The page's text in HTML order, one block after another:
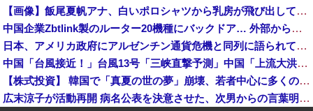
【速報】中露の武装軍艦4隻が日本一周『いつでも国家沈没させられるぞ』
【画像】飯尾夏帆アナ、白いポロシャツから乳房が飛び出してしまうｗｗｗｗｗｗｗ
中国企業Zbtlink製のルーター20機種にバックドア… 外部から完全制御のおそれ
日本、アメリカ政府にアルゼンチン通貨危機と同列に語られてしまうwwwもうすでに158円に戻る
中国「台風接近！」台風13号「三峡直撃予測」中国「上流大洪水！（三峡上流」中国都市「8/5の映像（動画」三峡ダム「緊急放流（決壊危機」中国「下流大水害（震え声」→
【株式投資】 韓国で「真夏の世の夢」崩壊、若者中心に多くの人が「人生オワタ」―中国メディア
広末涼子が活動再開 病名公表を決意させた、次男からの言葉明かす